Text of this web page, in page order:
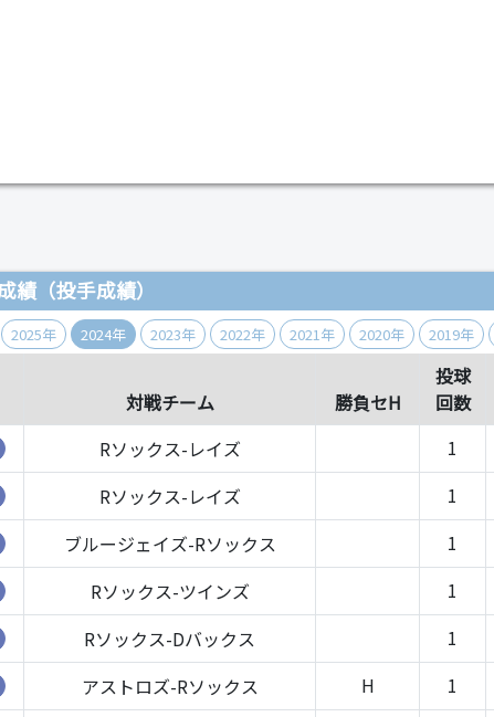
績（投手成績）
2025年 2024年 2023年 2022年 2021年 2020年 2019年
対戦チーム 勝負セH
投球
回数
Rソックス-レイズ 1
Rソックス-レイズ 1
ブルージェイズ-Rソックス 1
Rソックス-ツインズ 1
Rソックス-Dバックス 1
アストロズ-Rソックス H 1